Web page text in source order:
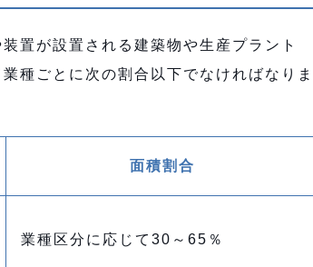
置が設置される建築物や生産プラント
種ごとに次の割合以下でなければなりま
面積割合
業種区分に応じて30～65％